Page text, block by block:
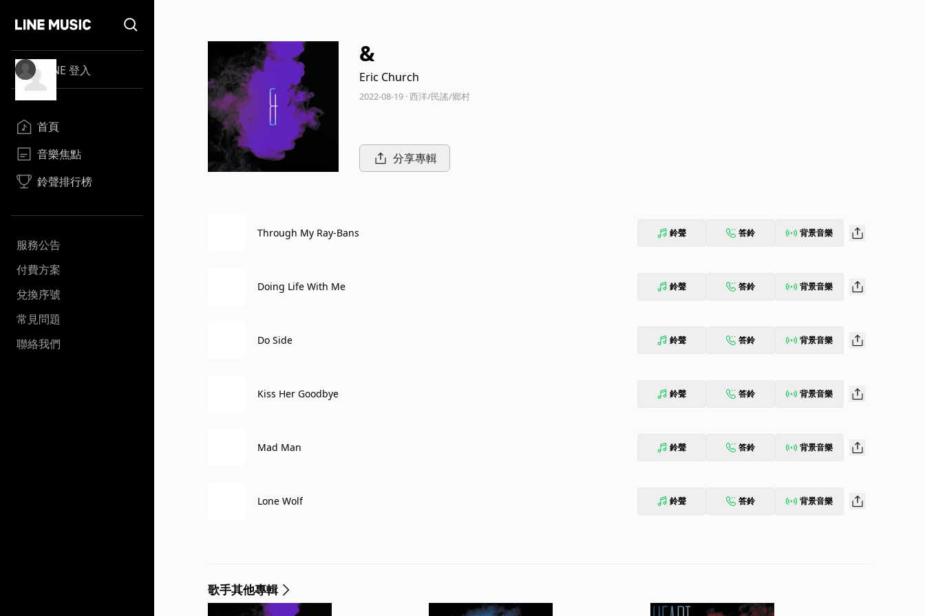
LINE 登入
首頁
音樂焦點
鈴聲排行榜
服務公告
付費方案
兌換序號
常見問題
聯絡我們
&
Eric Church
2022-08-19 · 西洋/民謠/鄉村
分享專輯
Through My Ray-Bans 鈴聲 答鈴 背景音樂
Doing Life With Me 鈴聲 答鈴 背景音樂
Do Side 鈴聲 答鈴 背景音樂
Kiss Her Goodbye 鈴聲 答鈴 背景音樂
Mad Man 鈴聲 答鈴 背景音樂
Lone Wolf 鈴聲 答鈴 背景音樂
歌手其他專輯